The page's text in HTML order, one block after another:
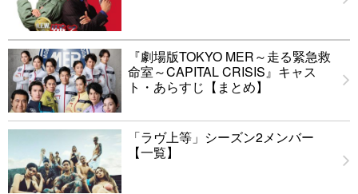
『劇場版TOKYO MER～走る緊急救
命室～CAPITAL CRISIS』キャス
ト・あらすじ【まとめ】
「ラヴ上等」シーズン2メンバー
【一覧】